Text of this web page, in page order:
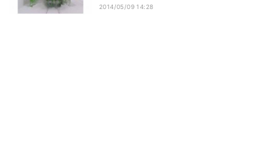
2014/05/09 14:28